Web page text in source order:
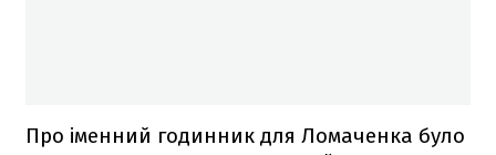
Про іменний годинник для Ломаченка було